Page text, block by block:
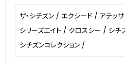
ザ・シチズン / エクシード / アテッサ
シリーズエイト / クロスシー / シチ
シチズンコレクション /